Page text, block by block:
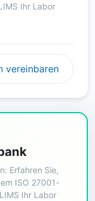
Ihr Labor
vereinbaren
Erfahren Sie,
ISO 27001-
Ihr Labor